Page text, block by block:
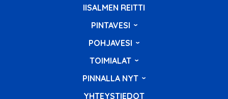
IISALMEN REITTI
PINTAVESI
POHJAVESI
TOIMIALAT
PINNALLA NYT
YHTEYSTIEDOT